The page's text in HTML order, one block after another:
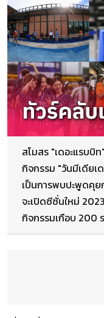
สโมสร "เดอะแรบบิ
กิจกรรม "วันมีเดียเ
เป็นการพบปะพูดคุ
จะเปิดซีซั่นใหม่
กิจกรรมเกือบ 200